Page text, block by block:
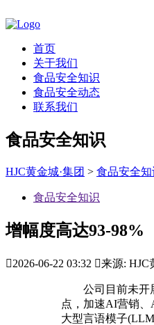
首页
关于我们
食品安全知识
食品安全动态
联系我们
食品安全知识
HJC黄金城·集团 > 食品安全知
食品安全知识
增幅度高达93-98%
2026-06-22 03:32 来源: HJC
公司目前未开展
点，加速AI营销
大型言语模子